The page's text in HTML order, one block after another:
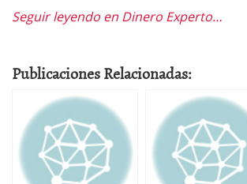
Seguir leyendo en Dinero Experto…
Publicaciones Relacionadas: